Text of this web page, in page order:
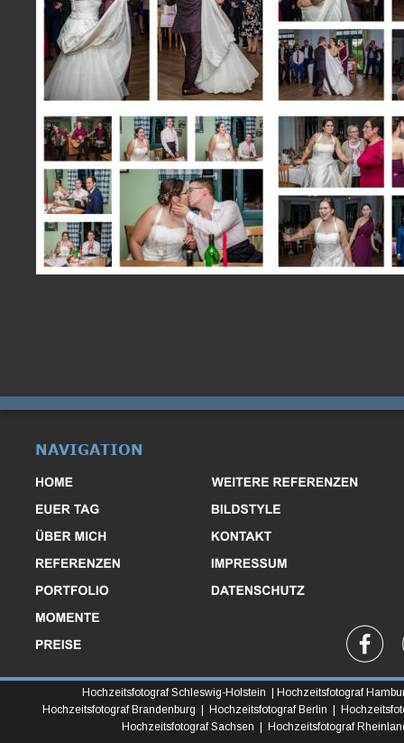
NAVIGATION
Hochzeitsfotograf Schleswig-Holstein  | Hochzeitsfotograf
Hochzeitsfotograf Brandenburg  |  Hochzeitsfotograf Berlin  |
Hochzeitsfotograf Sachsen  |  Hochzeitsfotograf